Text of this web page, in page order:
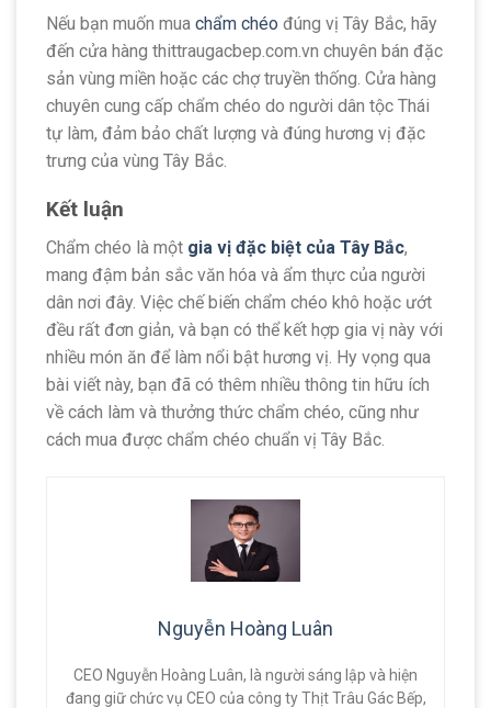
Nếu bạn muốn mua chẩm chéo đúng vị Tây Bắc, hãy
đến cửa hàng thittraugacbep.com.vn chuyên bán đặc
sản vùng miền hoặc các chợ truyền thống. Cửa hàng
chuyên cung cấp chẩm chéo do người dân tộc Thái
tự làm, đảm bảo chất lượng và đúng hương vị đặc
trưng của vùng Tây Bắc.
Kết luận
Chẩm chéo là một gia vị đặc biệt của Tây Bắc,
mang đậm bản sắc văn hóa và ẩm thực của người
dân nơi đây. Việc chế biến chẩm chéo khô hoặc ướt
đều rất đơn giản, và bạn có thể kết hợp gia vị này với
nhiều món ăn để làm nổi bật hương vị. Hy vọng qua
bài viết này, bạn đã có thêm nhiều thông tin hữu ích
về cách làm và thưởng thức chẩm chéo, cũng như
cách mua được chẩm chéo chuẩn vị Tây Bắc.
Nguyễn Hoàng Luân
CEO Nguyễn Hoàng Luân, là người sáng lập và hiện
đang giữ chức vụ CEO của công ty Thịt Trâu Gác Bếp,